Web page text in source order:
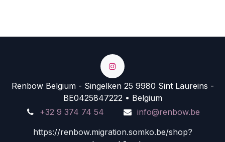
Renbow Belgium - Singelken 25 9980 Sint Laureins -
BE0425847222 • Belgium
+32 9 374 74 54
info@renbow.be
https://renbow.migration.somko.be/shop?